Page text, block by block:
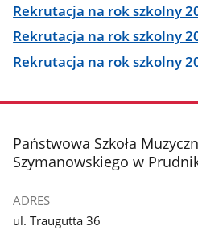
Rekrutacja na rok szkolny
Rekrutacja na rok szkolny
Rekrutacja na rok szkolny
stopka
Państwowa Szkoła
Szymanowskiego w
ADRES
ul. Traugutta 36